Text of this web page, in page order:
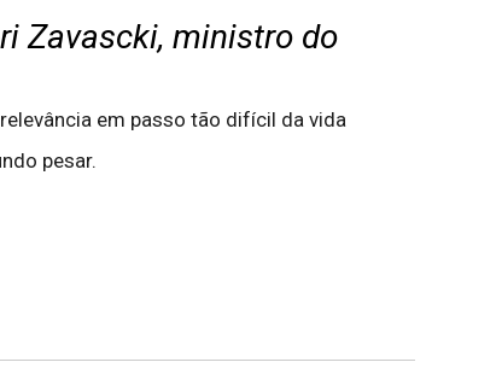
Zavascki, ministro do
em passo tão difícil da vida
pesar.